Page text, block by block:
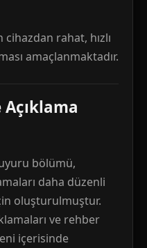
rahat, hızlı
amaçlanmaktadır.
bölümü,
daha düzenli
oluşturulmuştur.
ve rehber
içerisinde